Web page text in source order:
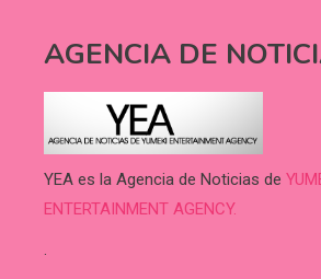
AGENCIA DE
YEA es la Agencia de Noticias de
ENTERTAINMENT AGENCY.
.